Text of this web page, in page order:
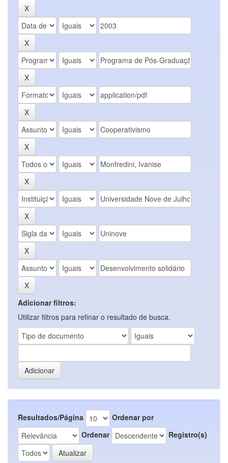
Adicionar filtros:
Utilizar filtros para refinar o resultado de busca.
Resultados/Página
Ordenar por
Ordenar
Registro(s)